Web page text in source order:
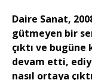
Daire Sanat,
gütmeyen bir
çıktı ve
devam etti,
nasıl ortaya